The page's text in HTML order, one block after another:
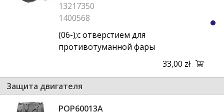
13217350
1400568
(06-);с отверстием для
противотуманной фары
33,00 zł
Защита двигателя
POP60013A